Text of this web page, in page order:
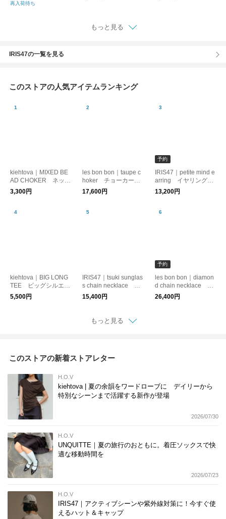
再入荷待ち
もっと見る
IRIS47の一覧を見る
このストアの人気アイテムランキング
kiehtova｜MIXED BE
AD CHOKER ネック
レス コード レイヤ
ード
3,300円
les bon bon｜taupe c
hoker チョーカー
パール モダン
17,600円
予約
IRIS47｜petite mind e
arring イヤリング
ハート 痛くなりにく
13,200円
kiehtova｜BIG LONG
TEE ビッグシルエッ
ト Tシャツ トップ
ス
5,500円
IRIS47｜tsuki sunglas
s chain necklace ネ
ックレス サングラス
チェーン 月モチーフ
15,400円
予約
les bon bon｜diamon
d chain necklace ダ
イヤモンド 10金
ネックレス
26,400円
もっと見る
このストアの新着ストアレター
H.O.V
kiehtova | 夏の余韻をワードローブに デイリーから
特別なシーンまで活躍する新作が登場
2026/07/30
H.O.V
UNQUITTE｜夏の旅行のおともに。着圧ソックスで快
適な移動時間を
2026/07/23
H.O.V
IRIS47｜アクティブシーンや紫外線対策に！今すぐ使
えるハット＆キャップ